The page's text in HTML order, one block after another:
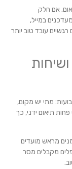
אם חלק
במייל,
עובד טוב יותר
מתי יש מקום,
תיאום ידני, כך
מראש מועדים
מקבלים מסר